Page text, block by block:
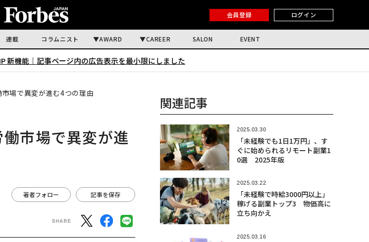
会員登録 ログイン
連載 コラムニスト AWARD CAREER SALON EVENT
新機能｜ 記事ページ内の広告表示を最小限にしました
市場で異変が進む4つの理由
市場で異変が進
著者フォロー 記事を保存
関連記事
2025.03.30
「未経験でも1日1万円」、す
ぐに始められるリモート副業1
0選 2025年版
2025.03.22
「未経験で時給3000円以上」
稼げる副業トップ3 物価高に
立ち向かえ
2025.03.16